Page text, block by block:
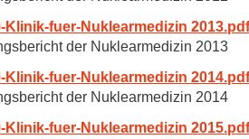
Klinik-fuer-Nuklearmedizin
der Nuklearmedizin 2013
Klinik-fuer-Nuklearmedizin
der Nuklearmedizin 2014
Klinik-fuer-Nuklearmedizin